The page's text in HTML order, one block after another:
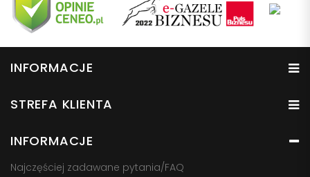
INFORMACJE
STREFA KLIENTA
INFORMACJE
Najczęściej zadawane pytania/FAQ